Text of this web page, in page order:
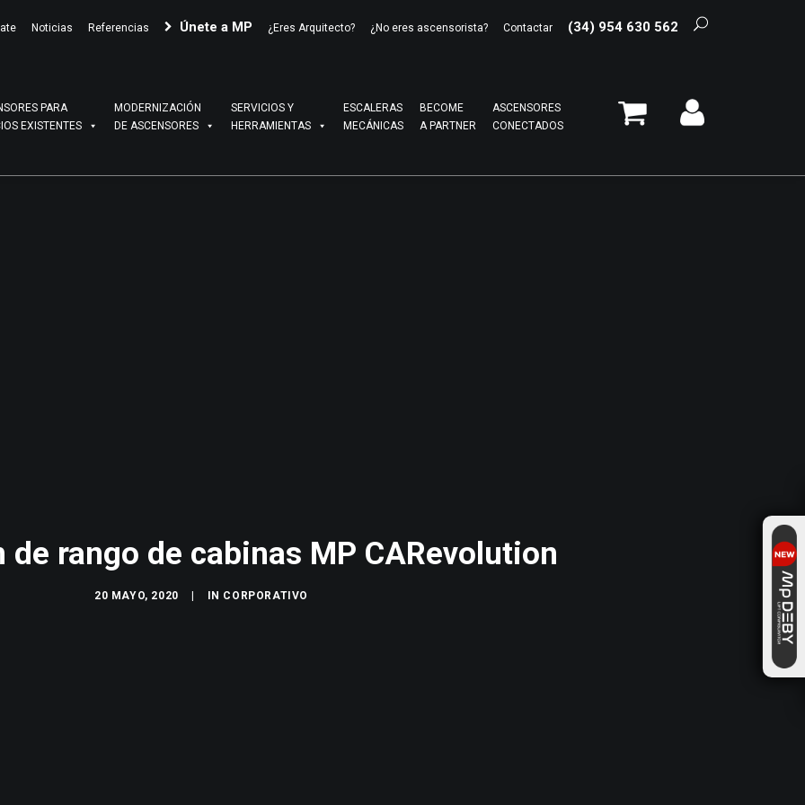
Noticias Referencias Únete a MP ¿Eres Arquitecto? ¿No eres ascensorista? Contactar (34) 954 630 562
PARA
EXISTENTES
MODERNIZACIÓN
DE ASCENSORES
SERVICIOS Y
HERRAMIENTAS
ESCALERAS
MECÁNICAS
BECOME
A PARTNER
ASCENSORES
CONECTADOS
rango de cabinas MP CARevolution
20 MAYO, 2020 IN CORPORATIVO